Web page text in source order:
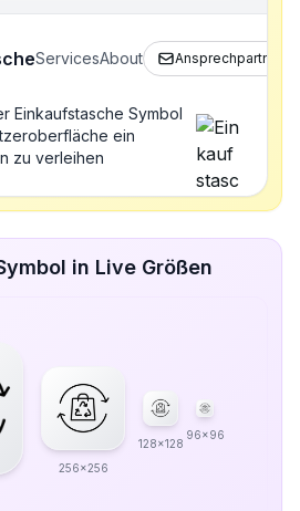
ServicesAbout Ansprechpartner
Einkaufstasche Symbol
ein
zu verleihen
in Live Größen
256x256
128x128
96x96